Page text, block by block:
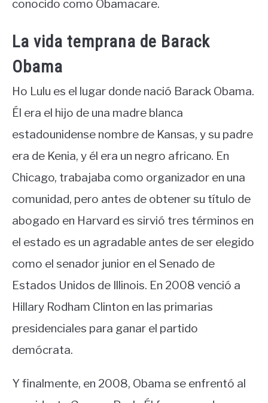
conocido como Obamacare.
La vida temprana de Barack
Obama
Ho Lulu es el lugar donde nació Barack Obama.
Él era el hijo de una madre blanca
estadounidense nombre de Kansas, y su padre
era de Kenia, y él era un negro africano. En
Chicago, trabajaba como organizador en una
comunidad, pero antes de obtener su título de
abogado en Harvard es sirvió tres términos en
el estado es un agradable antes de ser elegido
como el senador junior en el Senado de
Estados Unidos de Illinois. En 2008 venció a
Hillary Rodham Clinton en las primarias
presidenciales para ganar el partido
demócrata.
Y finalmente, en 2008, Obama se enfrentó al